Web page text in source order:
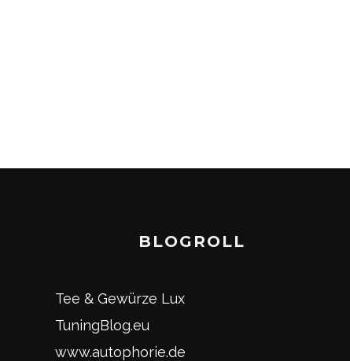
BLOGROLL
Tee & Gewürze Lux
TuningBlog.eu
www.autophorie.de